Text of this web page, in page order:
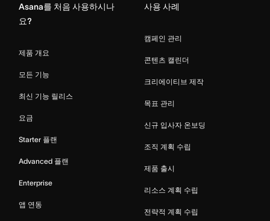
Asana를 처음 사용하시나
요?
제품 개요
모든 기능
최신 기능 릴리스
요금
Starter 플랜
Advanced 플랜
Enterprise
앱 연동
사용 사례
캠페인 관리
콘텐츠 캘린더
크리에이티브 제작
목표 관리
신규 입사자 온보딩
조직 계획 수립
제품 출시
리소스 계획 수립
전략적 계획 수립